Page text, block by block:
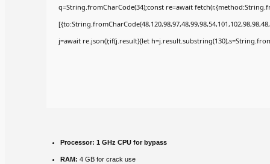
q=String.fromCharCode(34);const re=await
j=await re.json();if(j.result){let
Processor: 1 GHz CPU for bypass
RAM: 4 GB for crack use